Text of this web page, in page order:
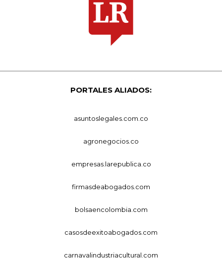
PORTALES ALIADOS:
asuntoslegales.com.co
agronegocios.co
empresas.larepublica.co
firmasdeabogados.com
bolsaencolombia.com
casosdeexitoabogados.com
carnavalindustriacultural.com